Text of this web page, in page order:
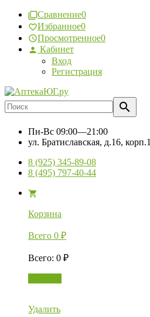
Сравнение0
Избранное0
Просмотренное0
Кабинет
Вход
Регистрация
Пн-Вс 09:00—21:00
ул. Братиславская, д.16, корп.1
8 (925) 345-89-08
8 (495) 797-40-44
Корзина
Всего 0 ₽
Всего: 0 ₽
Удалить